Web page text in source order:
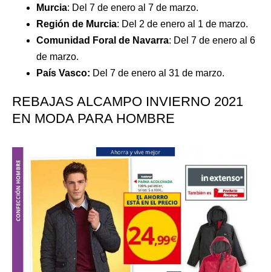
Murcia: Del 7 de enero al 7 de marzo.
Región de Murcia: Del 2 de enero al 1 de marzo.
Comunidad Foral de Navarra: Del 7 de enero al 6
de marzo.
País Vasco: Del 7 de enero al 31 de marzo.
REBAJAS ALCAMPO INVIERNO 2021
EN MODA PARA HOMBRE